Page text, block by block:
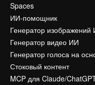
Spaces
ИИ-помощник
Генератор изображений
Генератор видео ИИ
Генератор голоса на
Стоковый контент
MCP для Claude/